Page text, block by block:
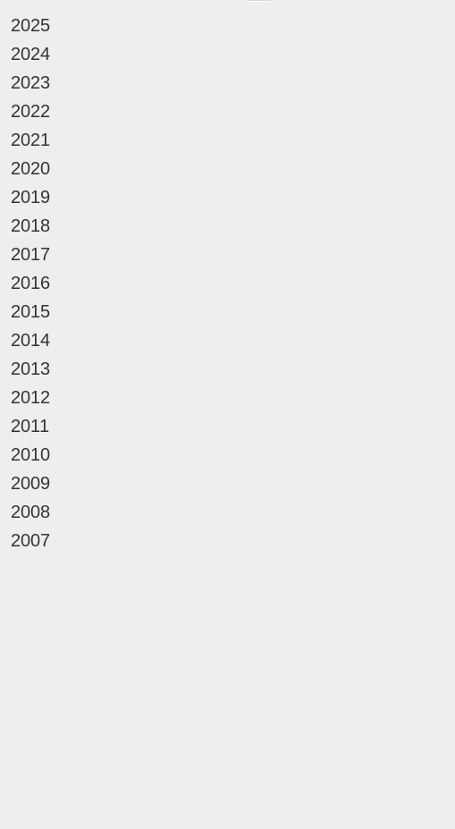
2025
2024
2023
2022
2021
2020
2019
2018
2017
2016
2015
2014
2013
2012
2011
2010
2009
2008
2007